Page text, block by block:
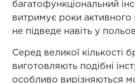
багатофункціональний
витримує роки активного
не підведе навіть у
Серед великої кількості
виготовляють подібні
особливо вирізняються